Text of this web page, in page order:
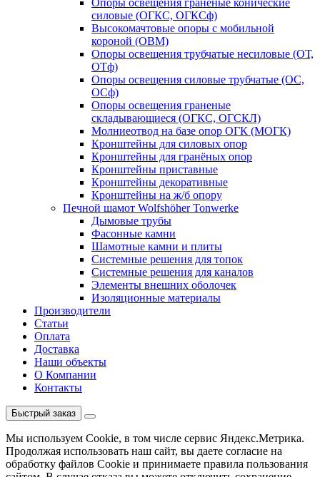
силовые (ОГКС, ОГКСф)
Высокомачтовые опоры с мобильной
короной (ОВМ)
Опоры освещения трубчатые несиловые (ОТ,
ОТф)
Опоры освещения силовые трубчатые (ОС,
ОСф)
Опоры освещения граненые
складывающиеся (ОГКС, ОГСКЛ)
Молниеотвод на базе опор ОГК (МОГК)
Кронштейны для силовых опор
Кронштейны для гранёных опор
Кронштейны приставные
Кронштейны декоративные
Кронштейны на ж/б опору
Печной шамот Wolfshöher Tonwerke
Дымовые трубы
Фасонные камни
Шамотные камни и плиты
Системные решения для топок
Системные решения для каналов
Элементы внешних оболочек
Изоляционные материалы
Производители
Статьи
Оплата
Доставка
Наши объекты
О Компании
Контакты
Быстрый заказ
Мы используем Cookie, в том числе сервис Яндекс.Метрика.
Продолжая использовать наш сайт, вы даете согласие на
обработку файлов Cookie и принимаете правила пользования